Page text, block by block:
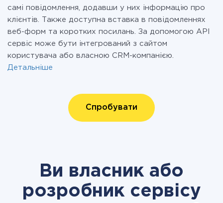
самі повідомлення, додавши у них інформацію про
клієнтів. Также доступна вставка в повідомленнях
веб-форм та коротких посилань. За допомогою API
сервіс може бути інтегрований з сайтом
користувача або власною CRM-компанією.
Детальніше
Спробувати
Ви власник або
розробник сервісу